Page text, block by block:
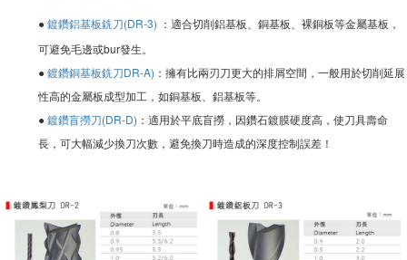
●鍍鑽鋁基板銑刀(DR-3) ： 適合切削鋁基板、銅基板、裸銅板等金屬基板，
可避免毛邊或bur發生。
●鍍鑽銅基板銑刀DR-A) ： 擁有比兩刃刀更大的排屑空間，一般用於切削延展
性高的金屬板成型加工，如銅基板、鋁基板等。
●鍍鑽盲撈刀(DR-D) ：適用於平底盲撈，因鑽石鍍膜硬度高，使刀具壽命
長，可大幅減少換刀次數，避免換刀時造成的深度控制誤差！